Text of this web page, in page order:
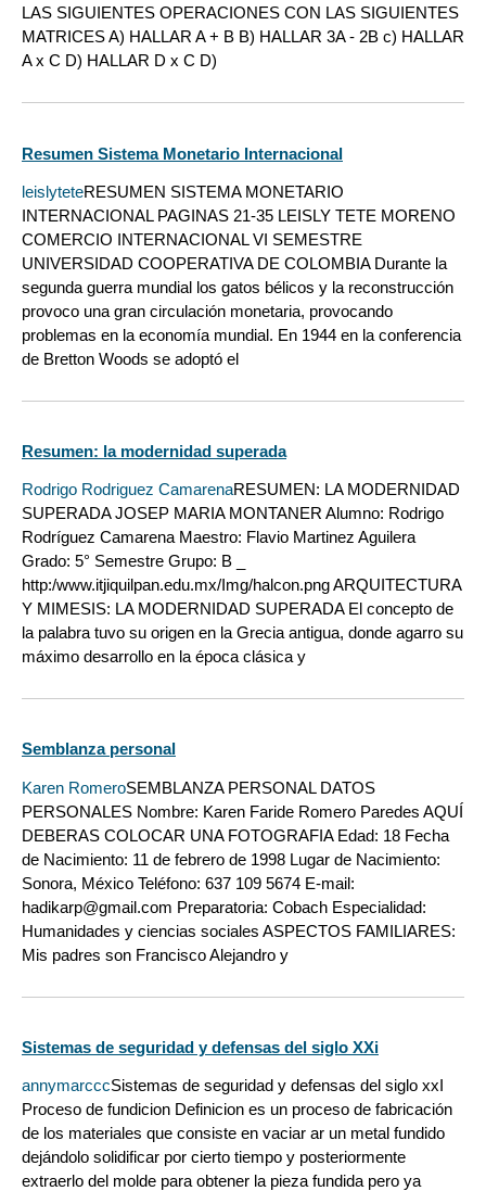
LAS SIGUIENTES OPERACIONES CON LAS SIGUIENTES
MATRICES A) HALLAR A + B B) HALLAR 3A - 2B c) HALLAR
A x C D) HALLAR D x C D)
Resumen Sistema Monetario Internacional
leislyteteRESUMEN SISTEMA MONETARIO
INTERNACIONAL PAGINAS 21-35 LEISLY TETE MORENO
COMERCIO INTERNACIONAL VI SEMESTRE
UNIVERSIDAD COOPERATIVA DE COLOMBIA Durante la
segunda guerra mundial los gatos bélicos y la reconstrucción
provoco una gran circulación monetaria, provocando
problemas en la economía mundial. En 1944 en la conferencia
de Bretton Woods se adoptó el
Resumen: la modernidad superada
Rodrigo Rodriguez CamarenaRESUMEN: LA MODERNIDAD
SUPERADA JOSEP MARIA MONTANER Alumno: Rodrigo
Rodríguez Camarena Maestro: Flavio Martinez Aguilera
Grado: 5° Semestre Grupo: B _
http:/www.itjiquilpan.edu.mx/Img/halcon.png ARQUITECTURA
Y MIMESIS: LA MODERNIDAD SUPERADA El concepto de
la palabra tuvo su origen en la Grecia antigua, donde agarro su
máximo desarrollo en la época clásica y
Semblanza personal
Karen RomeroSEMBLANZA PERSONAL DATOS
PERSONALES Nombre: Karen Faride Romero Paredes AQUÍ
DEBERAS COLOCAR UNA FOTOGRAFIA Edad: 18 Fecha
de Nacimiento: 11 de febrero de 1998 Lugar de Nacimiento:
Sonora, México Teléfono: 637 109 5674 E-mail:
hadikarp@gmail.com Preparatoria: Cobach Especialidad:
Humanidades y ciencias sociales ASPECTOS FAMILIARES:
Mis padres son Francisco Alejandro y
Sistemas de seguridad y defensas del siglo XXi
annymarcccSistemas de seguridad y defensas del siglo xxI
Proceso de fundicion Definicion es un proceso de fabricación
de los materiales que consiste en vaciar ar un metal fundido
dejándolo solidificar por cierto tiempo y posteriormente
extraerlo del molde para obtener la pieza fundida pero ya